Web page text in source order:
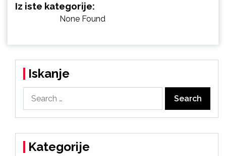
Iz iste kategorije:
None Found
Iskanje
for:
Kategorije